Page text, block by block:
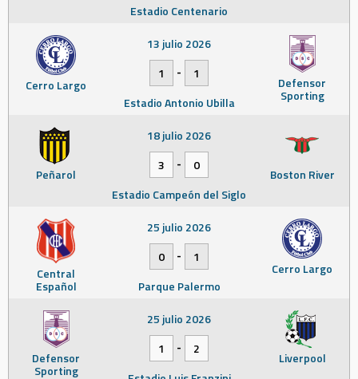
Estadio Centenario
Cerro Largo Defensor
Sporting
13 julio 2026
1
-
1
Estadio Antonio Ubilla
Peñarol Boston River
18 julio 2026
3
-
0
Estadio Campeón del Siglo
Central
Español
Cerro Largo
25 julio 2026
0
-
1
Parque Palermo
Defensor
Sporting
Liverpool
25 julio 2026
1
-
2